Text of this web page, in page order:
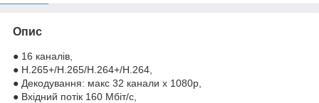
Опис
● 16 каналів,
● H.265+/H.265/H.264+/H.264,
● Декодування: макс 32 канали х 1080р,
● Вхідний потік 160 Мбіт/с,